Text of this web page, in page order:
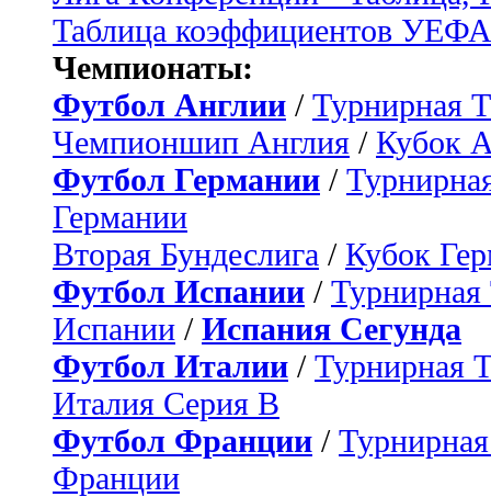
Таблица коэффициентов УЕФА
Чемпионаты:
Футбол Англии / Турнирная
Чемпионшип Англия / Кубок
Футбол Германии /
Германии
Вторая Бундеслига / Кубок
Футбол Испании / Турнирная
Испании / Испания Сегунда
Футбол Италии / Турнирная
Италия Серия B
Футбол Франции /
Франции